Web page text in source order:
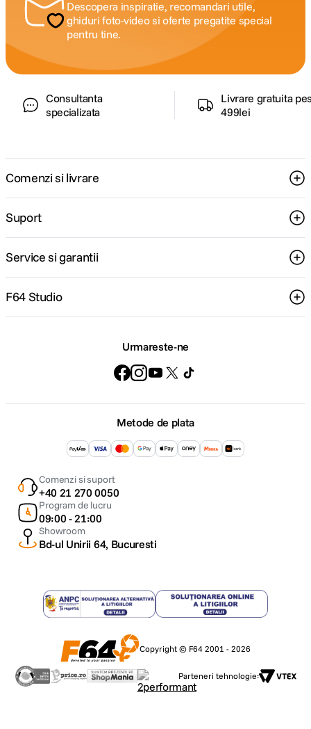
Descopera inspiratie, recomandari utile,
ghiduri foto-video si oferte pregatite special
pentru tine.
Consultanta
specializata
Livrare gratuita
499lei
Comenzi si livrare
Suport
Service si garantii
F64 Studio
Urmareste-ne
Metode de plata
Comenzi si suport
+40 21 270 0050
Program de lucru
09:00 - 21:00
Showroom
Bd-ul Unirii 64, Bucuresti
Copyright © F64 2001 - 2026
Parteneri tehnologie: